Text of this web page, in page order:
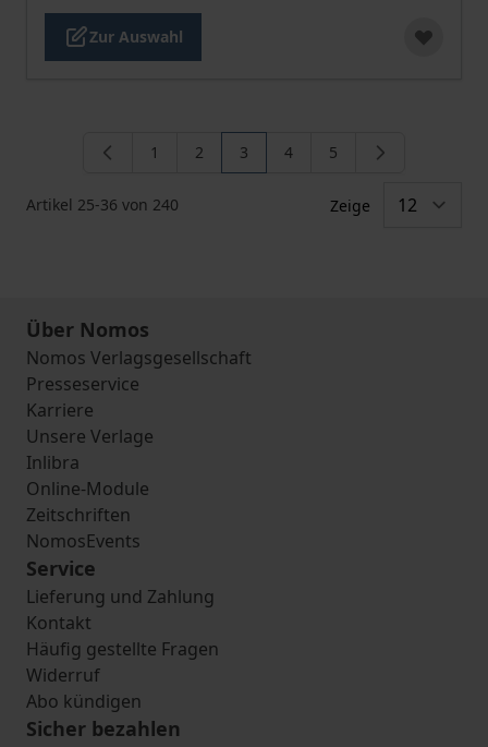
Zur Auswahl
Artikel 25-36 von 240
Seite
1 Seite
2 Sie lesen gerade die Seite
3 Seite
4 Seite
5
Zeige
Über Nomos
Nomos Verlagsgesellschaft
Presseservice
Karriere
Unsere Verlage
Inlibra
Online-Module
Zeitschriften
NomosEvents
Service
Lieferung und Zahlung
Kontakt
Häufig gestellte Fragen
Widerruf
Abo kündigen
Sicher bezahlen